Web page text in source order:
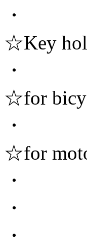
・
☆Key
・
☆for
・
☆for
・
・
・